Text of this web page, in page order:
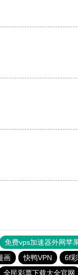
免费vps加速器外网苹
画 快鸭VPN 6f
全民彩票下载大全官网